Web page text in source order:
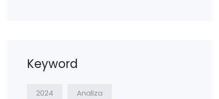
Keyword
2024 Analiza